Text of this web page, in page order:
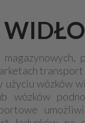
transport
użyciu wózków
wózków